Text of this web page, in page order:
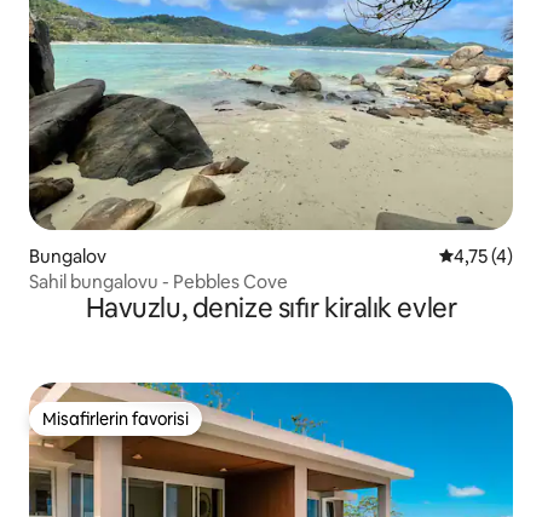
Bungalov 54,75 (4)
Sahil bungalovu - Pebbles Cove
Havuzlu, denize sıfır kiralık evler
Misafirlerin favorisi
Misafirlerin favorisi